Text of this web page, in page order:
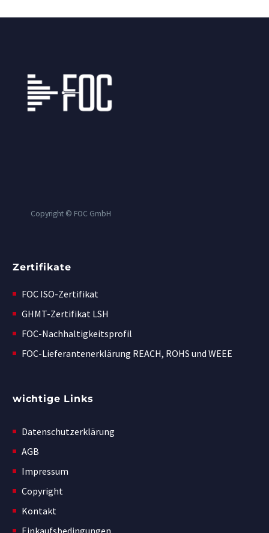
Copyright © FOC GmbH
Zertifikate
FOC ISO-Zertifikat
GHMT-Zertifikat LSH
FOC-Nachhaltigkeitsprofil
FOC-Lieferantenerklärung REACH, ROHS und WEEE
wichtige Links
Datenschutzerklärung
AGB
Impressum
Copyright
Kontakt
Einkaufsbedingungen